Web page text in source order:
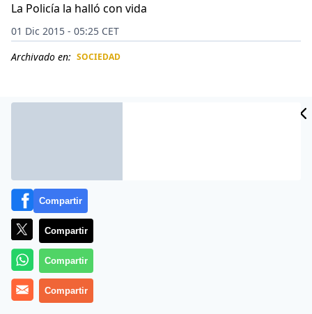
La Policía la halló con vida
01 Dic 2015 - 05:25 CET
Archivado en: SOCIEDAD
La cantante irlandesa Sinead O’Connor aparentemente
intentó acabar con su vida el domingo después de
Compartir
Compartir
Compartir
Compartir